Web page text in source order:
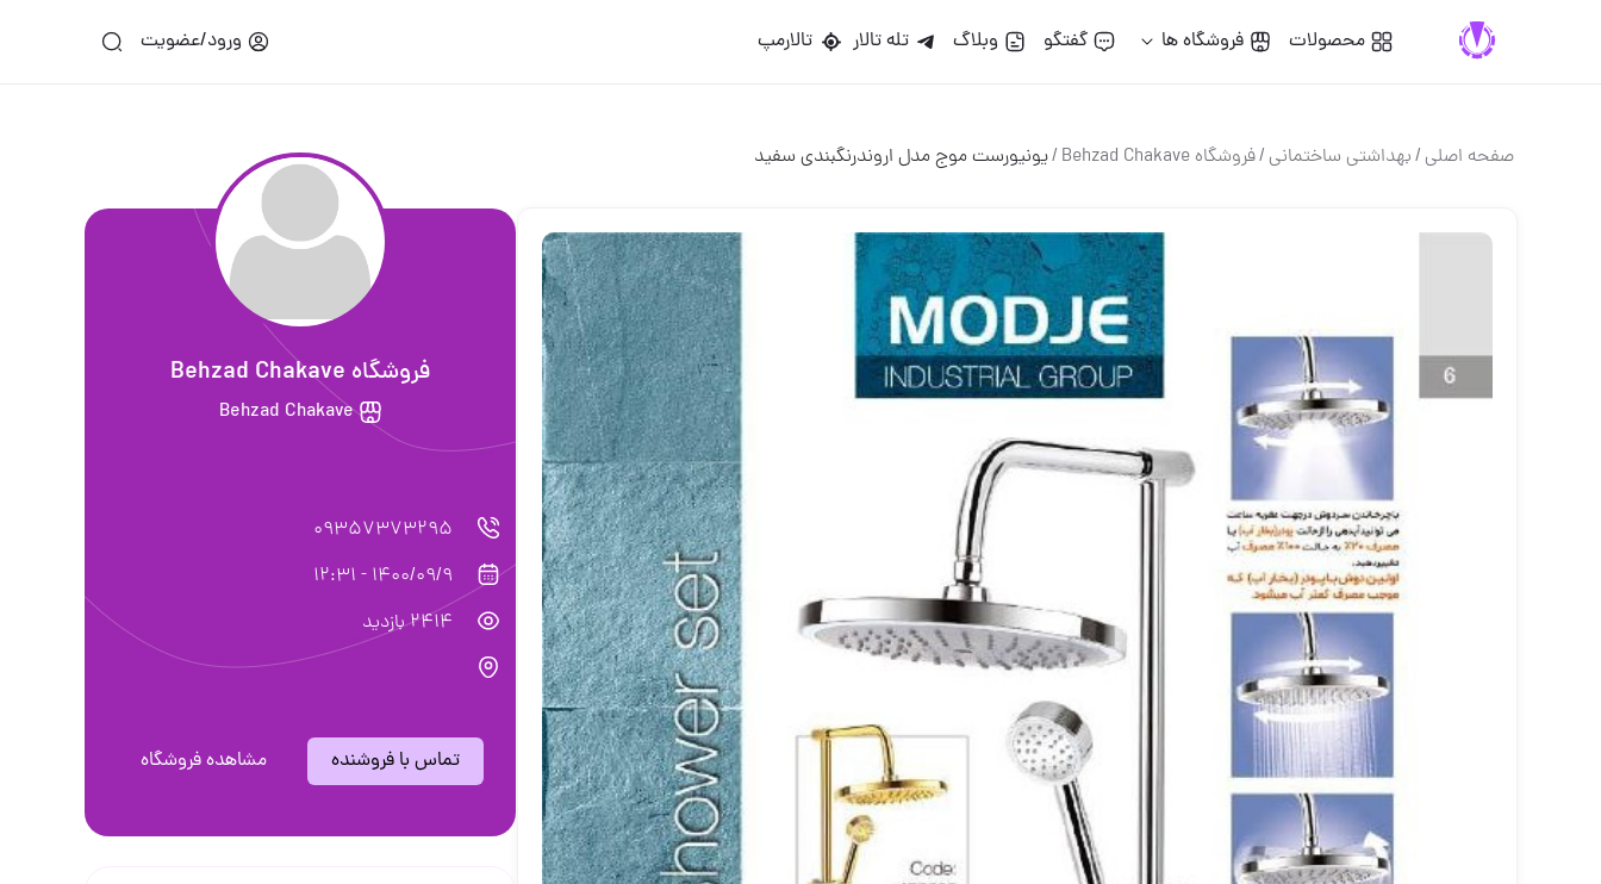
محصولات فروشگاه ها گفتگو وبلاگ تله تالار تالارمپ ورود/عضویت
صفحه اصلی/بهداشتي ساختماني/فروشگاه Behzad Chakave /یونیورست موج مدل اروندرنگبندی سفید
فروشگاه Behzad Chakave
Behzad Chakave
09357373295
1400/09/9 - 12:31
2414 بازدید
تماس با فروشنده مشاهده فروشگاه